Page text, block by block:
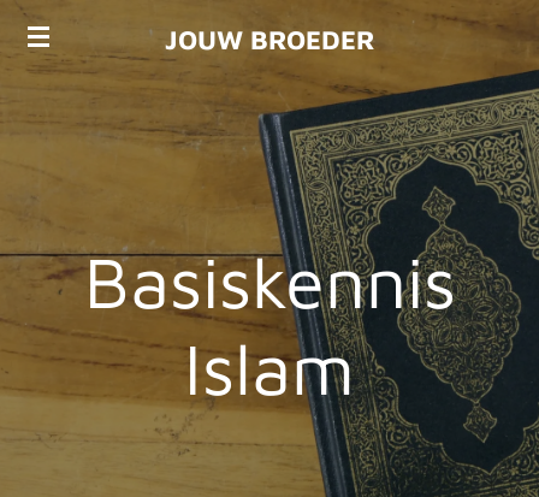
Ga
direct
JOUW BROEDER
Basiskennis
Islam